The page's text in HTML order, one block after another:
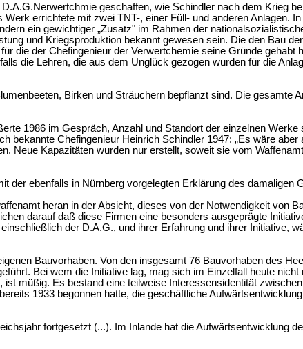
geschaffen, wie Schindler nach dem Krieg
errichtete mit zwei TNT-, einer Füll- und anderen Anlagen.
ein gewichtiger „Zusatz" im Rahmen der
und Kriegsproduktion bekannt gewesen sein. Die den Bau
die der Chefingenieur der Verwertchemie seine Gründe gehabt
die Lehren, die aus dem Unglück gezogen wurden für die
Birken und Sträuchern bepflanzt sind. Die gesamte
1986 im Gespräch, Anzahl und Standort der einzelnen
bekannte Chefingenieur Heinrich Schindler 1947: „Es wäre aber
Neue Kapazitäten wurden nur erstellt, soweit sie vom
der ebenfalls in Nürnberg vorgelegten Erklärung des
heran in der Absicht, dieses von der Notwendigkeit von
darauf daß diese Firmen eine besonders ausgeprägte
der D.A.G., und ihrer Erfahrung und ihrer Initiative,
Bauvorhaben. Von den insgesamt 76 Bauvorhaben des
Bei wem die Initiative lag, mag sich im Einzelfall heute
müßig. Es bestand eine teilweise Interessensidentität
1933 begonnen hatte, die geschäftliche
fortgesetzt (...). Im Inlande hat die Aufwärtsentwicklung